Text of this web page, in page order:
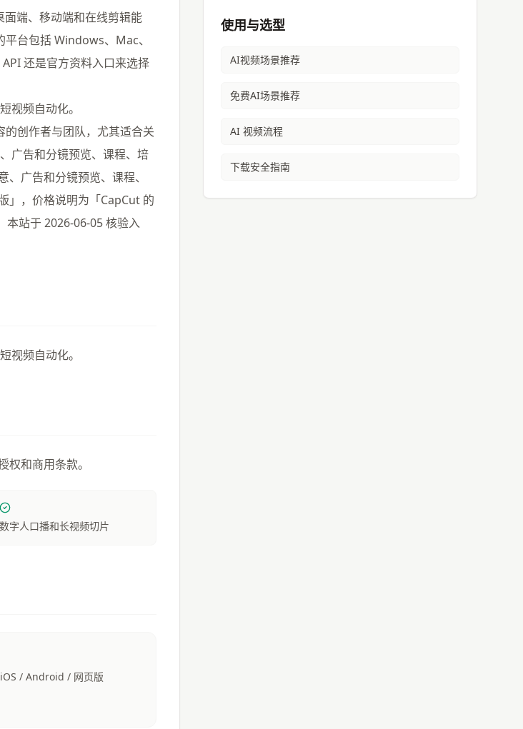
端、移动端和在线剪辑能
台包括 Windows、Mac、
还是官方资料入口来选择
视频自动化。
创作者与团队，尤其适合关
广告和分镜预览、课程、培
广告和分镜预览、课程、
」，价格说明为「CapCut 的
本站于 2026-06-05 核验入
视频自动化。
和商用条款。
数字人口播和长视频切片
/ Android / 网页版
使用与选型
AI视频场景推荐
免费AI场景推荐
AI 视频流程
下载安全指南